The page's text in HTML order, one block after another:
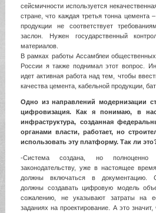
сейсмичности используется
стране, что каждая третья тонна цемента
продукции не соответствует
заслон. Нужен государственный
материалов.
В рамках работы Ассамблеи
России я также поднимал этот вопрос.
идет активная работа над тем, чтобы
качества цемента, кабельной продукции,
Одно из направлений модернизации
цифровизация. Как я понимаю, в
инфраструктура, созданная
органами власти, работает, но
использовать эту платформу. Так ли
-Система создана, но полноценно
законодательству, уже в настоящее
должны включаться в документацию.
должны создавать цифровую модель
сожалению, не указывают затраты на
заданиях на проектирование. А это